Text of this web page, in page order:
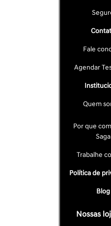
Fale
Agendar
Quem
Por que
Saga
Trabalhe
Política de
Blog
Nossas